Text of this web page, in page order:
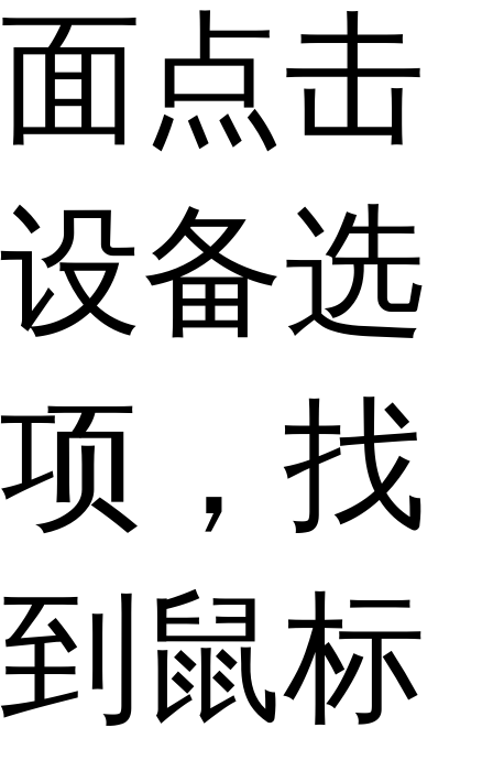
面点击
设备选
项，找
到鼠标